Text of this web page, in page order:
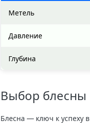
Метель
Давление
Глубина
Выбор блесны
Блесна — ключ к успеху